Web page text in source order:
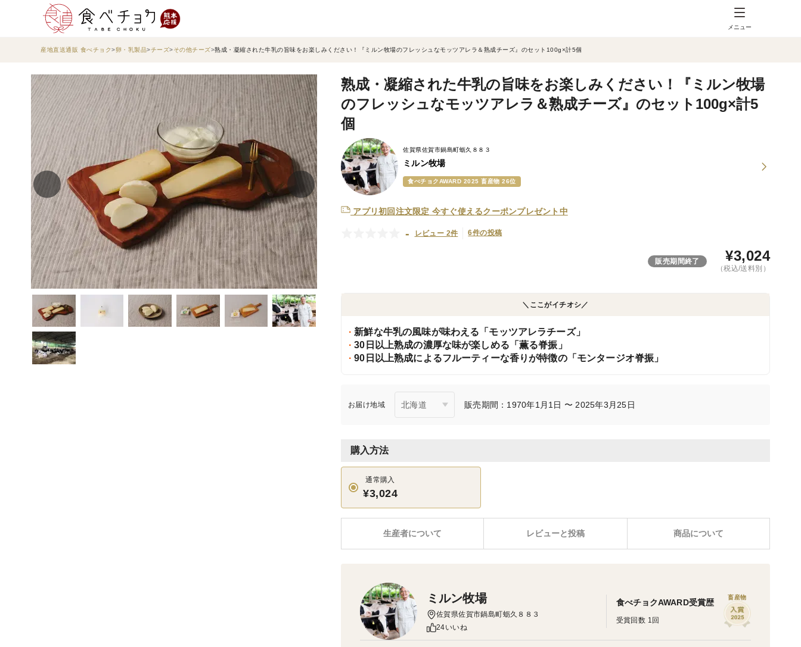
メニュー
産地直送通販 食べチョク 卵・乳製品 チーズ その他チーズ 熟成・凝縮された牛乳の旨味をお楽しみください！『ミルン牧場のフレッシュなモッツアレラ＆熟成チーズ』のセット100g×計5個
熟成・凝縮された牛乳の旨味をお楽しみください！『ミルン牧場
のフレッシュなモッツアレラ＆熟成チーズ』のセット100g×計5
個
佐賀県佐賀市鍋島町蛎久８８３
ミルン牧場
食べチョクAWARD 2025 畜産物 26位
アプリ初回注文限定 今すぐ使えるクーポンプレゼント中
- レビュー 2件 6件の投稿
販売期間終了 ¥3,024
（税込/送料別）
＼ここがイチオシ／
新鮮な牛乳の風味が味わえる「モッツアレラチーズ」
30日以上熟成の濃厚な味が楽しめる「薫る脊振」
90日以上熟成によるフルーティーな香りが特徴の「モンタージオ脊振」
お届け地域 販売期間：1970年1月1日 〜 2025年3月25日
購入方法
通常購入
¥3,024
レビューと投稿 商品について
生産者について
ミルン牧場
佐賀県佐賀市鍋島町蛎久８８３
24いいね
食べチョクAWARD受賞歴
受賞回数 1回
畜産物